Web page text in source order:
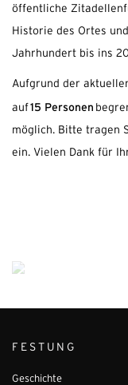
öffentliche
Historie des Ortes
Jahrhundert bis ins
Aufgrund der
auf 15 Personen
möglich. Bitte tragen
ein. Vielen Dank für
FESTUNG
Geschichte